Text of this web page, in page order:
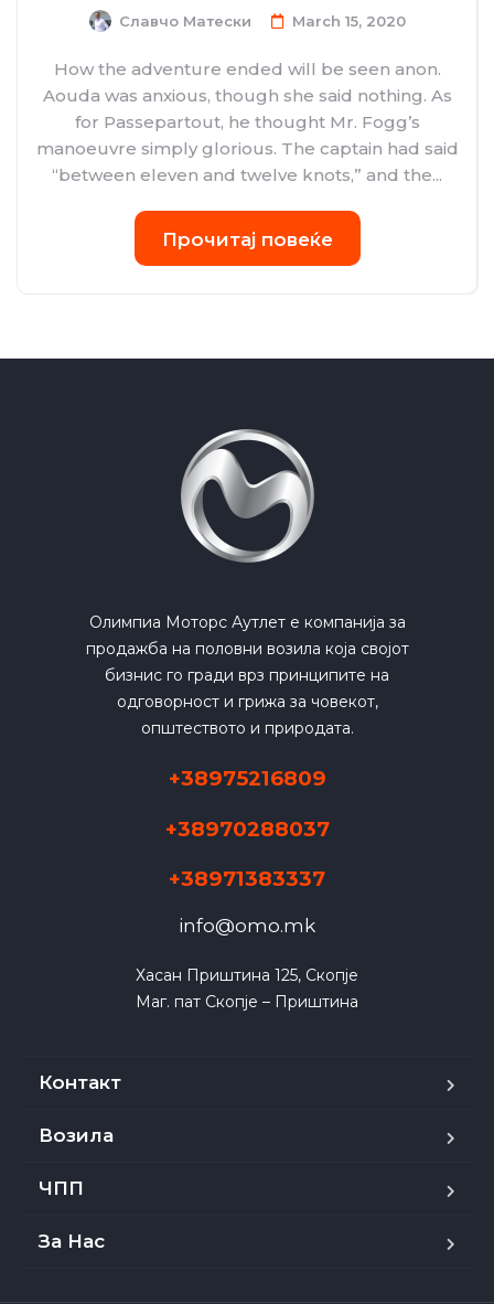
Славчо Матески March 15, 2020
How the adventure ended will be seen anon.
Aouda was anxious, though she said nothing. As
for Passepartout, he thought Mr. Fogg’s
manoeuvre simply glorious. The captain had said
“between eleven and twelve knots,” and the...
Прочитај повеќе
Олимпиа Моторс Аутлет е компанија за
продажба на половни возила која својот
бизнис го гради врз принципите на
одговорност и грижа за човекот,
општеството и природата.
+38975216809
+38970288037
+38971383337
info@omo.mk
Хасан Приштина 125, Скопје
Маг. пат Скопје – Приштина
Контакт
Возила
ЧПП
За Нас